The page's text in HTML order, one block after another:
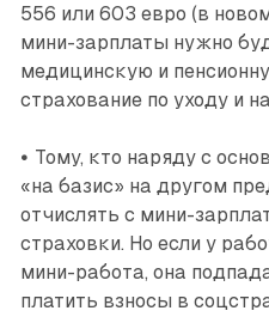
556 или 603 евро (в
мини-зарплаты нужно
медицинскую и
страхование по уходу и
• Тому, кто наряду с
«на базис» на другом
отчислять с мини-
страховки. Но если у
мини-работа, она
платить взносы в